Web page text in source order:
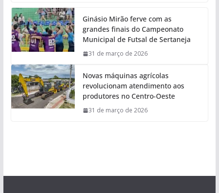
Ginásio Mirão ferve com as
grandes finais do Campeonato
Municipal de Futsal de Sertaneja
31 de março de 2026
Novas máquinas agrícolas
revolucionam atendimento aos
produtores no Centro-Oeste
31 de março de 2026